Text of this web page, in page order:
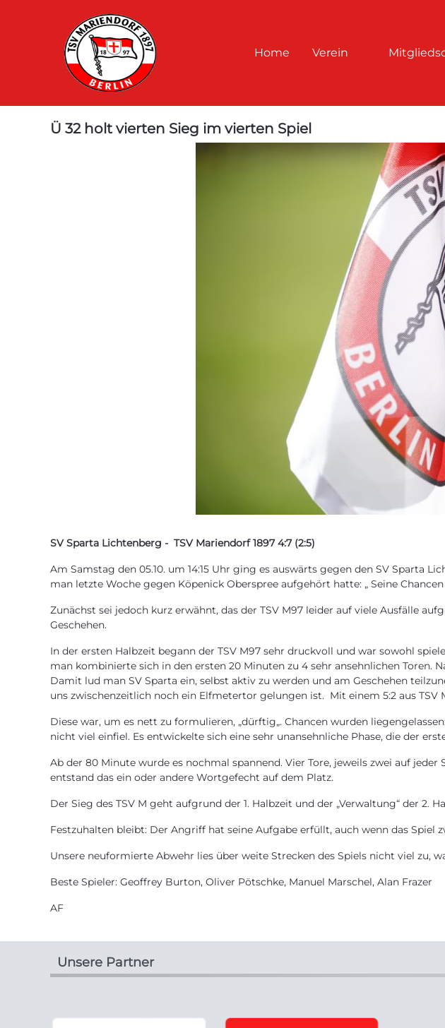
Home Verein
Ü 32 holt vierten Sieg im vierten Spiel
SV Sparta Lichtenberg - TSV Mariendorf 1897 4:7 (2:5)
Am Samstag den 05.10. um 14:15 Uhr ging es auswärts gegen den SV Sparta
man letzte Woche gegen Köpenick Oberspree aufgehört hatte: „ Seine
Zunächst sei jedoch kurz erwähnt, das der TSV M97 leider auf viele Ausfälle
Geschehen.
In der ersten Halbzeit begann der TSV M97 sehr druckvoll und war sowohl
man kombinierte sich in den ersten 20 Minuten zu 4 sehr ansehnlichen Toren.
Damit lud man SV Sparta ein, selbst aktiv zu werden und am Geschehen
uns zwischenzeitlich noch ein Elfmetertor gelungen ist. Mit einem 5:2 aus TSV
Diese war, um es nett zu formulieren, „dürftig„. Chancen wurden
nicht viel einfiel. Es entwickelte sich eine sehr unansehnliche Phase, die der
Ab der 80 Minute wurde es nochmal spannend. Vier Tore, jeweils zwei auf
entstand das ein oder andere Wortgefecht auf dem Platz.
Der Sieg des TSV M geht aufgrund der 1. Halbzeit und der „Verwaltung“ der 2.
Festzuhalten bleibt: Der Angriff hat seine Aufgabe erfüllt, auch wenn das Spiel
Unsere neuformierte Abwehr lies über weite Strecken des Spiels nicht viel
Beste Spieler: Geoffrey Burton, Oliver Pötschke, Manuel Marschel, Alan Frazer
AF
Unsere Partner